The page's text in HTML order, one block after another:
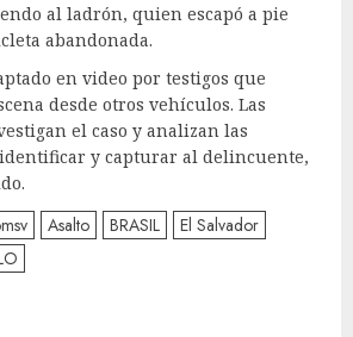
al ladrón, quien escapó a pie
abandonada.
en video por testigos que
desde otros vehículos. Las
el caso y analizan las
y capturar al delincuente,
Asalto BRASIL
El Salvador